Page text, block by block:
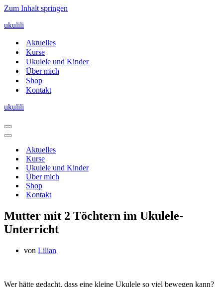
Zum Inhalt springen
ukulili
Aktuelles
Kurse
Ukulele und Kinder
Über mich
Shop
Kontakt
ukulili
Navigationsmenü
Navigationsmenü
Aktuelles
Kurse
Ukulele und Kinder
Über mich
Shop
Kontakt
Mutter mit 2 Töchtern im Ukulele-
Unterricht
von Lilian
Wer hätte gedacht, dass eine kleine Ukulele so viel bewegen kann?